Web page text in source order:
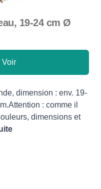
19-24 cm Ø
Voir
dimension : env. 19-
: comme il
dimensions et